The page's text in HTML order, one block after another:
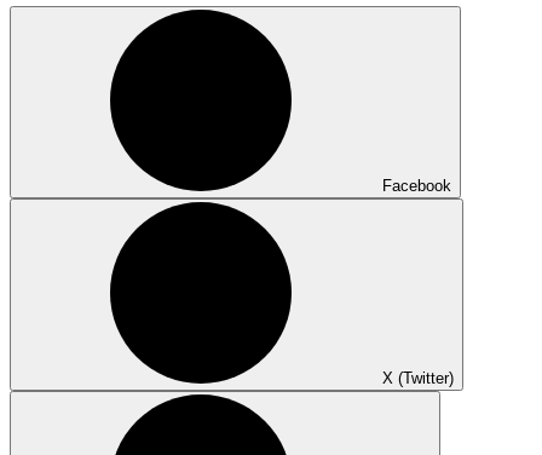
Facebook
X (Twitter)